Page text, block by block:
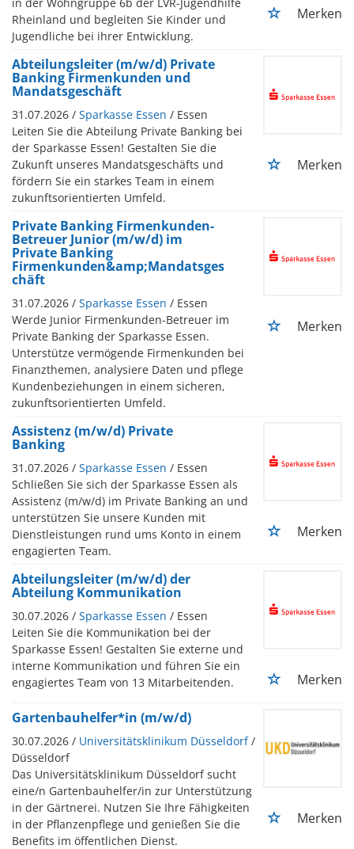
Rheinland und begleiten Sie Kinder und
Jugendliche bei ihrer Entwicklung.
Merken
Abteilungsleiter (m/w/d) Private
Banking Firmenkunden und
Mandatsgeschäft
31.07.2026 / Sparkasse Essen / Essen
Leiten Sie die Abteilung Private Banking bei
der Sparkasse Essen! Gestalten Sie die
Zukunft unseres Mandatsgeschäfts und
fördern Sie ein starkes Team in einem
zukunftsorientierten Umfeld.
Merken
Private Banking Firmenkunden-
Betreuer Junior (m/w/d) im
Private Banking
Firmenkunden&amp;Mandatsges
chäft
31.07.2026 / Sparkasse Essen / Essen
Werde Junior Firmenkunden-Betreuer im
Private Banking der Sparkasse Essen.
Unterstütze vermögende Firmenkunden bei
Finanzthemen, analysiere Daten und pflege
Kundenbeziehungen in einem sicheren,
zukunftsorientierten Umfeld.
Merken
Assistenz (m/w/d) Private
Banking
31.07.2026 / Sparkasse Essen / Essen
Schließen Sie sich der Sparkasse Essen als
Assistenz (m/w/d) im Private Banking an und
unterstützen Sie unsere Kunden mit
Dienstleistungen rund ums Konto in einem
engagierten Team.
Merken
Abteilungsleiter (m/w/d) der
Abteilung Kommunikation
30.07.2026 / Sparkasse Essen / Essen
Leiten Sie die Kommunikation bei der
Sparkasse Essen! Gestalten Sie externe und
interne Kommunikation und führen Sie ein
engagiertes Team von 13 Mitarbeitenden.
Merken
Gartenbauhelfer*in (m/w/d)
30.07.2026 / Universitätsklinikum Düsseldorf /
Düsseldorf
Das Universitätsklinikum Düsseldorf sucht
eine/n Gartenbauhelfer/in zur Unterstützung
in der Gärtnerei. Nutzen Sie Ihre Fähigkeiten
in der Pflanzenpflege und genießen Sie die
Benefits im öffentlichen Dienst.
Merken